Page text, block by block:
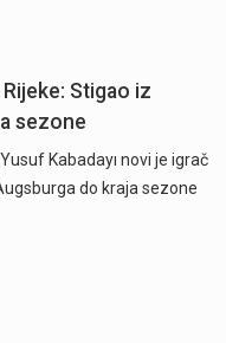
Stigao iz
sezone
Kabadayı novi je igrač
do kraja sezone